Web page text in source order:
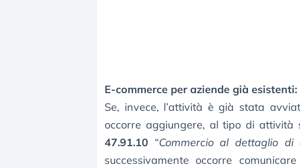
E-commerce per aziende già
Se, invece, l’attività è già stata
occorre aggiungere, al tipo di attività
47.91.10 “Commercio al dettaglio
successivamente occorre